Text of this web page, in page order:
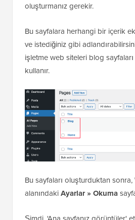
oluşturmanız gerekir.
Bu sayfalara herhangi bir içerik
ve istediğiniz gibi
işletme web siteleri blog
kullanır.
Bu sayfaları oluşturduktan
alanındakiAyarlar » Okuma